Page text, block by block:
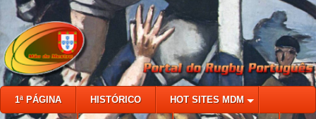
1ª PÁGINA HISTÓRICO HOT SITES MDM